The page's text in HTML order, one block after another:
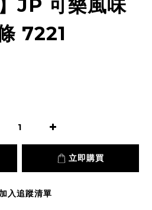
JP 可樂風味
7221
立即購買
加入追蹤清單